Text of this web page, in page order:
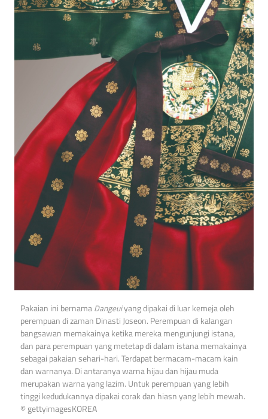
Pakaian ini bernama Dangeuiyang dipakai di luar kemeja oleh
perempuan di zaman Dinasti Joseon. Perempuan di kalangan
bangsawan memakainya ketika mereka mengunjungi istana,
dan para perempuan yang metetap di dalam istana memakainya
sebagai pakaian sehari-hari. Terdapat bermacam-macam kain
dan warnanya. Di antaranya warna hijau dan hijau muda
merupakan warna yang lazim. Untuk perempuan yang lebih
tinggi kedudukannya dipakai corak dan hiasn yang lebih mewah.
© gettyimagesKOREA